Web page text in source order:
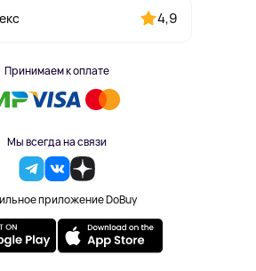
4,9
Принимаем к оплате
Мы всегда на связи
приложение DoBuy